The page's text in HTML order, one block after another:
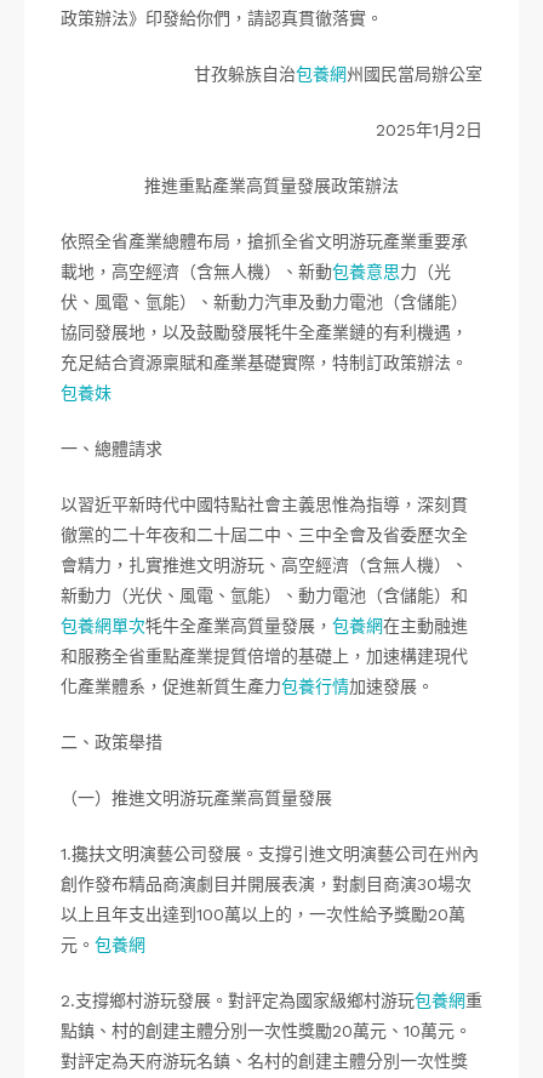
政策辦法》印發給你們，請認真貫徹落實。
甘孜躲族自治包養網州國民當局辦公室
2025年1月2日
推進重點產業高質量發展政策辦法
依照全省產業總體布局，搶抓全省文明游玩產業重要承
載地，高空經濟（含無人機）、新動包養意思力（光
伏、風電、氫能）、新動力汽車及動力電池（含儲能）
協同發展地，以及鼓勵發展牦牛全產業鏈的有利機遇，
充足結合資源稟賦和產業基礎實際，特制訂政策辦法。
包養妹
一、總體請求
以習近平新時代中國特點社會主義思惟為指導，深刻貫
徹黨的二十年夜和二十屆二中、三中全會及省委歷次全
會精力，扎實推進文明游玩、高空經濟（含無人機）、
新動力（光伏、風電、氫能）、動力電池（含儲能）和
包養網單次牦牛全產業高質量發展， 包養網在主動融進
和服務全省重點產業提質倍增的基礎上，加速構建現代
化產業體系，促進新質生產力包養行情加速發展。
二、政策舉措
（一）推進文明游玩產業高質量發展
1.攙扶文明演藝公司發展。支撐引進文明演藝公司在州內
創作發布精品商演劇目并開展表演，對劇目商演30場次
以上且年支出達到100萬以上的，一次性給予獎勵20萬
元。 包養網
2.支撐鄉村游玩發展。對評定為國家級鄉村游玩包養網重
點鎮、村的創建主體分別一次性獎勵20萬元、10萬元。
對評定為天府游玩名鎮、名村的創建主體分別一次性獎